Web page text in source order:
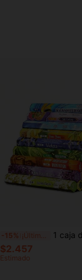
-15% 1 caja de tiras aromáticas, disfruta del aroma de la India con 20 varitas de incienso - salvia blanca, vainilla, palo santo,
$2.457
Estimado